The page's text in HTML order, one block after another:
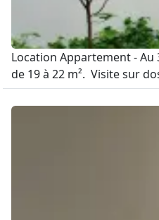
Location Appartement -
de 19 à 22 m². Visite sur